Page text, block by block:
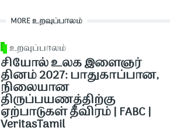
MORE உறவுப்பாலம்
உறவுப்பாலம்
சியோல் உலக இளைஞர்
தினம் 2027: பாதுகாப்பான,
நிலையான
திருப்பயணத்திற்கு
ஏற்பாடுகள் தீவிரம் | FABC |
VeritasTamil